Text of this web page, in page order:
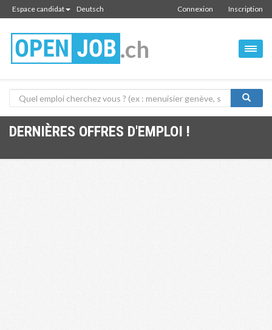
Espace candidat Deutsch Inscription
Connexion
.ch
DERNIÈRES OFFRES D'EMPLOI !